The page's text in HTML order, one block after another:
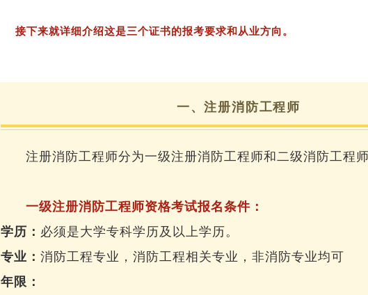
接下来就详细介绍这是三个证书的报考要求和从业方向。
一、注册消防工程师
注册消防工程师分为一级注册消防工程师和二级消防工程师
一级注册消防工程师资格考试报名条件：
学历： 必须是大学专科学历及以上学历。
专业：消防工程专业，消防工程相关专业，非消防专业均可
年限：